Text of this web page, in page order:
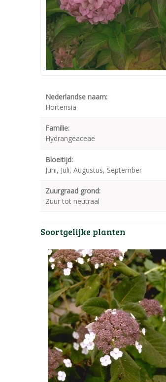
Nederlandse naam:
Hortensia
Familie:
Hydrangeaceae
Bloeitijd:
Juni, Juli, Augustus, September
Zuurgraad grond:
Zuur tot neutraal
Soortgelijke planten